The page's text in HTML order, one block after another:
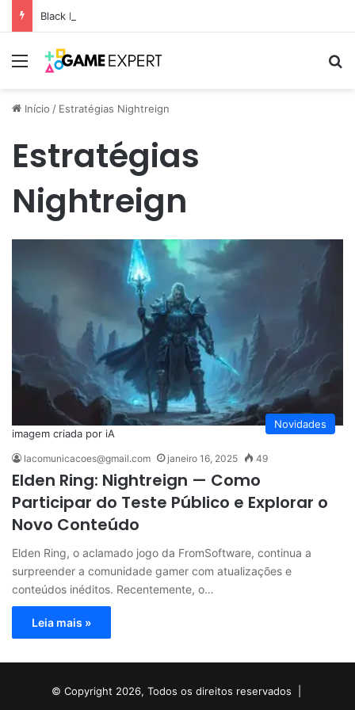
Black Friday: descontos incríveis em eletrônicos
Menu
Início / Estratégias Nightreign
Estratégias
Nightreign
Novidades
imagem criada por iA
lacomunicacoes@gmail.com janeiro 16, 2025 49
Elden Ring: Nightreign — Como
Participar do Teste Público e Explorar o
Novo Conteúdo
Elden Ring, o aclamado jogo da FromSoftware, continua a
surpreender a comunidade gamer com atualizações e
conteúdos inéditos. Recentemente, o…
Leia mais »
© Copyright 2026, Todos os direitos reservados |